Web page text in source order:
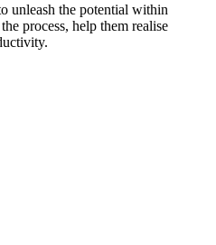
unleash the potential within
process, help them realise